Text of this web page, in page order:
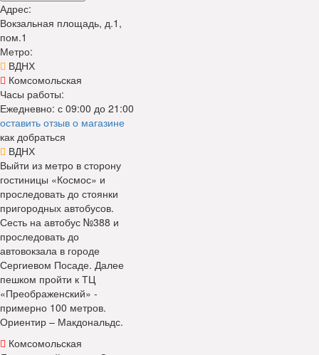
Адрес:
Вокзальная площадь, д.1,
пом.1
Метро:
ВДНХ
Комсомольская
Часы работы:
Ежедневно: с 09:00 до 21:00
оставить отзыв о магазине
как добраться
ВДНХ
Выйти из метро в сторону
гостиницы «Космос» и
проследовать до стоянки
пригородных автобусов.
Сесть на автобус №388 и
проследовать до
автовокзала в городе
Сергиевом Посаде. Далее
пешком пройти к ТЦ
«Преображенский» -
примерно 100 метров.
Ориентир – Макдональдс.
Комсомольская